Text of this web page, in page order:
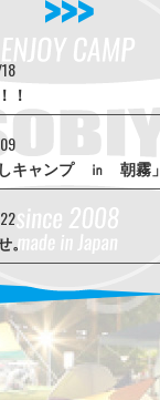
！
キャンプ ㏌ 朝霧」
。